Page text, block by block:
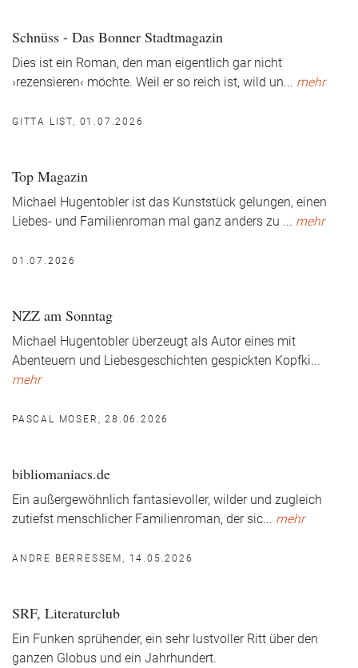
Schnüss - Das Bonner Stadtmagazin
Dies ist ein Roman, den man eigentlich gar nicht
›rezensieren‹ möchte. Weil er so reich ist, wild un... mehr
GITTA LIST, 01.07.2026
Top Magazin
Michael Hugentobler ist das Kunststück gelungen, einen
Liebes- und Familienroman mal ganz anders zu ... mehr
01.07.2026
NZZ am Sonntag
Michael Hugentobler überzeugt als Autor eines mit
Abenteuern und Liebesgeschichten gespickten Kopfki...
mehr
PASCAL MOSER, 28.06.2026
bibliomaniacs.de
Ein außergewöhnlich fantasievoller, wilder und zugleich
zutiefst menschlicher Familienroman, der sic... mehr
ANDRE BERRESSEM, 14.05.2026
SRF, Literaturclub
Ein Funken sprühender, ein sehr lustvoller Ritt über den
ganzen Globus und ein Jahrhundert.